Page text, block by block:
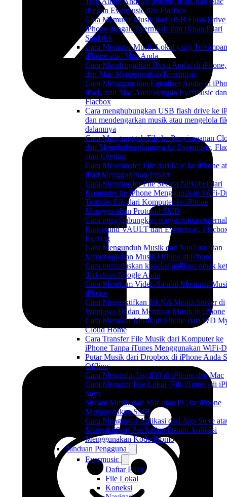
dengan Evermusic dan Flacbox
Cara Memutar Musik dari USB Flash
iPhone dengan Evermusic dan iXpand dari
SanDisk
Cara Memutar Musik Lokal yang
iPhone atau Mac Anda
Cara Mendengarkan Buku Audio di
dan Mac Menggunakan Evermusic
Cara Menggunakan Equalizer Audio di
iPad, atau Mac Anda dengan Evermusic dan
Flacbox
Cara menghubungkan USB flash drive ke
dan mendengarkan musik atau mengelola
dalamnya
Cara Mengunggah File ke Penyimpanan
dan Menghubungkannya ke Evermusic,
atau Evertag
Cara Mentransfer File dari Mac ke iPhone
iPad Menggunakan Finder
Cara Mentransfer File Secara Nirkabel dari
Komputer ke iPhone Menggunakan WiFi-
Transfer File dari Komputer ke iPhone
Menggunakan Protokol SMB
Cara menghubungkan penyimpanan internal
Bluesound VAULT dari Evermusic,
Evertag
Cara Mengunduh Musik dari YouTube dan
Mendengarkan Musik Offline di iPhone
Cara memutuskan koneksi aplikasi pihak
dari akun Google Anda
Cara Merekam Video Sambil Memutar
iPhone
Cara Mengaktifkan DLNA Media Server di
Windows 10 dan Memutar Musik di iPhone
Cara Memutar Musik di iPhone dari WD
Cloud Home
Cara Transfer File Musik dari Komputer ke
iPhone Tanpa iTunes Menggunakan WiFi-
Putar Musik dari Dropbox di iPhone Anda
Offline
Cara Mengedit Tag ID3 di iPhone dan Mac
Cara Memutar File Lokal (File iTunes) di
Saya
Stream Musik dari Mac atau PC ke iPhone
Menggunakan SMB
Cara Menginstal Aplikasi dari App Store
Mengaktifkan Pembelian Dalam Aplikasi
Menggunakan Kode Promo
Panduan Pengguna
Evermusic
Daftar Putar
File Lokal
Koneksi